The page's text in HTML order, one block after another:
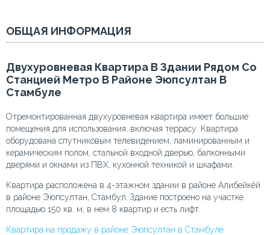
ОБЩАЯ ИНФОРМАЦИЯ
Двухуровневая Квартира В Здании Рядом Со
Станцией Метро В Районе Эюпсултан В
Стамбуле
Отремонтированная двухуровневая квартира имеет большие
помещения для использования, включая террасу. Квартира
оборудована спутниковым телевидением, ламинированным и
керамическим полом, стальной входной дверью, балконными
дверями и окнами из ПВХ, кухонной техникой и шкафами.
Квартира расположена в 4-этажном здании в районе Алибейкёй
в районе Эюпсултан, Стамбул. Здание построено на участке
площадью 150 кв. м, в нем 8 квартир и есть лифт.
Квартира на продажу в районе Эюпсултан в Стамбуле